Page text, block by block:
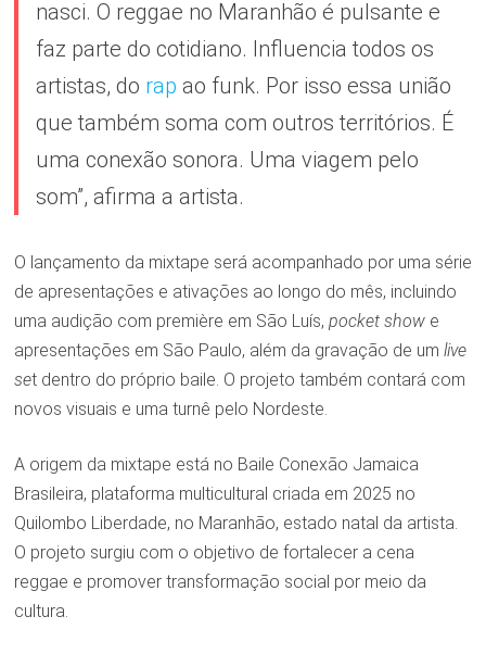
nasci. O reggae no Maranhão é pulsante e
faz parte do cotidiano. Influencia todos os
artistas, do rap ao funk. Por isso essa união
que também soma com outros territórios. É
uma conexão sonora. Uma viagem pelo
som”, afirma a artista.
O lançamento da mixtape será acompanhado por uma série
de apresentações e ativações ao longo do mês, incluindo
uma audição com première em São Luís, pocket showe
apresentações em São Paulo, além da gravação de um live
set dentro do próprio baile. O projeto também contará com
novos visuais e uma turnê pelo Nordeste.
A origem da mixtape está no Baile Conexão Jamaica
Brasileira, plataforma multicultural criada em 2025 no
Quilombo Liberdade, no Maranhão, estado natal da artista.
O projeto surgiu com o objetivo de fortalecer a cena
reggae e promover transformação social por meio da
cultura.